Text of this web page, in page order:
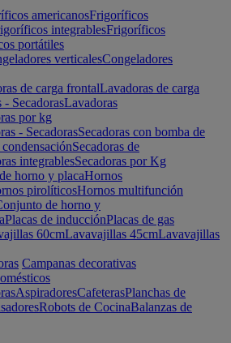
americanosFrigoríficos
integrablesFrigoríficos
portátiles
verticalesCongeladores
de carga frontalLavadoras de carga
- SecadorasLavadoras
por kg
- SecadorasSecadoras con bomba de
Secadoras de
integrablesSecadoras por Kg
horno y placaHornos
pirolíticosHornos multifunción
de horno y
Placas de inducciónPlacas de gas
60cmLavavajillas 45cmLavavajillas
Campanas decorativas
AspiradoresCafeterasPlanchas de
Robots de CocinaBalanzas de